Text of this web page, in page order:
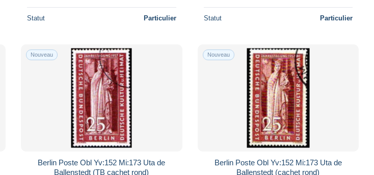
Statut Particulier Statut Particulier
Nouveau
Berlin Poste Obl Yv:152 Mi:173 Uta de
Ballenstedt (TB cachet rond)
Nouveau
Berlin Poste Obl Yv:152 Mi:173 Uta de
Ballenstedt (cachet rond)